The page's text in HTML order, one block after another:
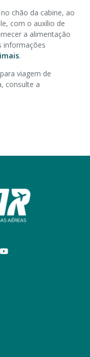
chão da cabine, ao
com o auxílio de
a alimentação
informações
.
viagem de
consulte a